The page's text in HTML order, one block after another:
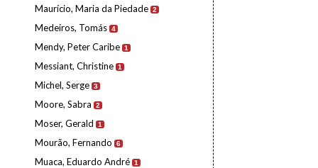
Maurício, Maria da Piedade 2
Medeiros, Tomás 4
Mendy, Peter Caribe 1
Messiant, Christine 1
Michel, Serge 3
Moore, Sabra 2
Moser, Gerald 1
Mourão, Fernando 6
Muaca, Eduardo André 1